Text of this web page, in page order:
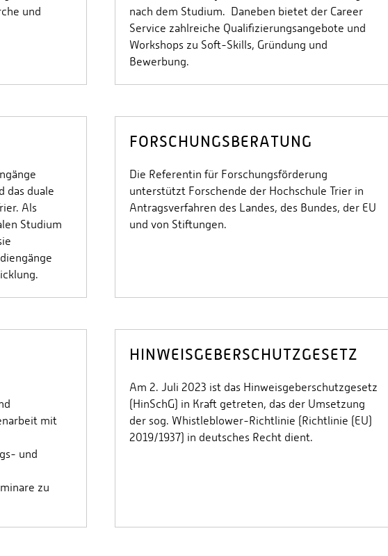
und
nach dem Studium. Daneben bietet der Career
Service zahlreiche Qualifizierungsangebote und
Workshops zu Soft-Skills, Gründung und
Bewerbung.
das duale
Als
Studium
FORSCHUNGSBERATUNG
Die Referentin für Forschungsförderung
unterstützt Forschende der Hochschule Trier in
Antragsverfahren des Landes, des Bundes, der EU
und von Stiftungen.
mit
und
zu
HINWEISGEBERSCHUTZGESETZ
Am 2. Juli 2023 ist das Hinweisgeberschutzgesetz
(HinSchG) in Kraft getreten, das der Umsetzung
der sog. Whistleblower-Richtlinie (Richtlinie (EU)
2019/1937) in deutsches Recht dient.